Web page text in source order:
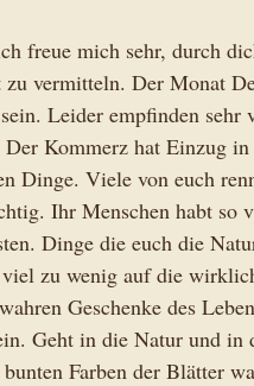
freue mich sehr, durch
vermitteln. Der Monat
Leider empfinden sehr
Kommerz hat Einzug
Dinge. Viele von euch
Ihr Menschen habt so
Dinge die euch die
zu wenig auf die
Geschenke des
Geht in die Natur und
Farben der Blätter